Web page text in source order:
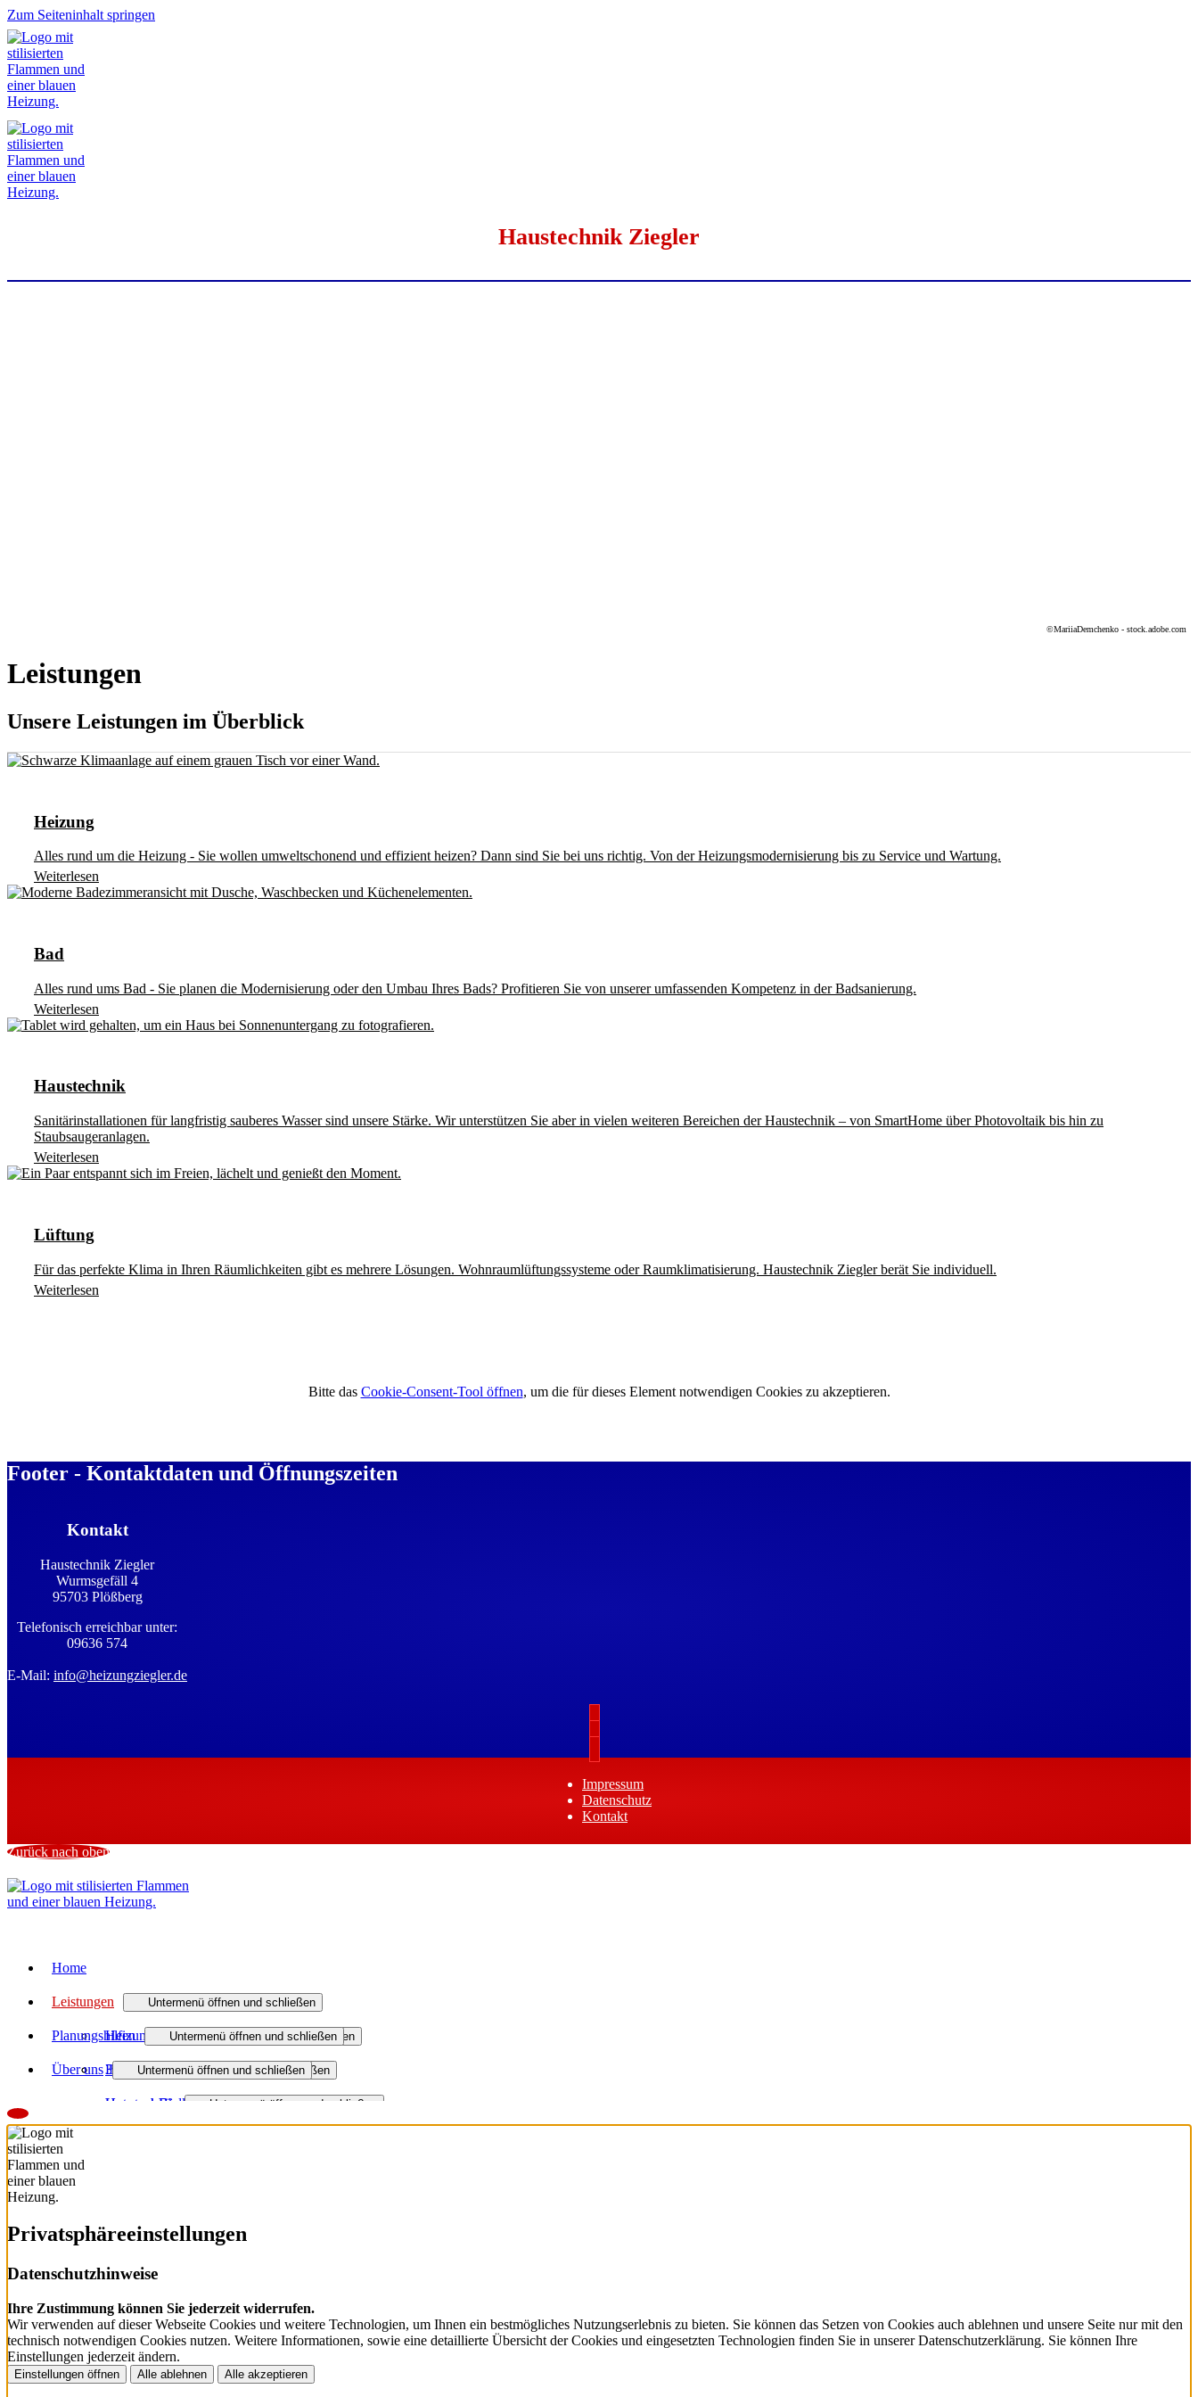
Zum Seiteninhalt springen
Haustechnik Ziegler
©MariiaDemchenko - stock.adobe.com
Leistungen
Unsere Leistungen im Überblick
Heizung
Alles rund um die Heizung - Sie wollen umweltschonend und effizient heizen? Dann sind Sie bei uns richtig. Von der Heizungsmodernisierung bis zu Service und Wartung.
Weiterlesen
Bad
Alles rund ums Bad - Sie planen die Modernisierung oder den Umbau Ihres Bads? Profitieren Sie von unserer umfassenden Kompetenz in der Badsanierung.
Weiterlesen
Haustechnik
Sanitärinstallationen für langfristig sauberes Wasser sind unsere Stärke. Wir unterstützen Sie aber in vielen weiteren Bereichen der Haustechnik – von SmartHome über Photovoltaik bis hin zu
Staubsaugeranlagen.
Weiterlesen
Lüftung
Für das perfekte Klima in Ihren Räumlichkeiten gibt es mehrere Lösungen. Wohnraumlüftungssysteme oder Raumklimatisierung. Haustechnik Ziegler berät Sie individuell.
Weiterlesen
Bitte das Cookie-Consent-Tool öffnen, um die für dieses Element notwendigen Cookies zu akzeptieren.
Footer - Kontaktdaten und Öffnungszeiten
Kontakt
Haustechnik Ziegler
Wurmsgefäll 4
95703 Plößberg
Telefonisch erreichbar unter:
09636 574
E-Mail: info@heizungziegler.de
Impressum
Datenschutz
Kontakt
Zurück nach oben
Home
Leistungen Untermenü öffnen und schließen
Heizung Untermenü öffnen und schließen
Regenerativ heizen
Förderung Heizung
Bad Untermenü öffnen und schließen
Badmodernisierung
Haustechnik Untermenü öffnen und schließen
Raumklimatisierung
Planungshilfen Untermenü öffnen und schließen
3D-Badplaner
Über uns Untermenü öffnen und schließen
Unternehmen
Aktuelles
Downloads
Privatsphäre­einstellungen
Datenschutzhinweise
Ihre Zustimmung können Sie jederzeit widerrufen.
Wir verwenden auf dieser Webseite Cookies und weitere Technologien, um Ihnen ein bestmögliches Nutzungserlebnis zu bieten. Sie können das Setzen von Cookies auch ablehnen und unsere Seite nur mit den
technisch notwendigen Cookies nutzen. Weitere Informationen, sowie eine detaillierte Übersicht der Cookies und eingesetzten Technologien finden Sie in unserer Datenschutzerklärung. Sie können Ihre
Einstellungen jederzeit ändern.
Einstellungen öffnen Alle ablehnen Alle akzeptieren